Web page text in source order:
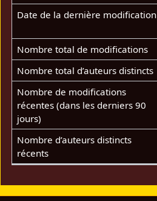
Date de la dernière modification
Nombre total de modifications
Nombre total d’auteurs distincts
Nombre de modifications
récentes (dans les derniers 90
jours)
Nombre d’auteurs distincts
récents